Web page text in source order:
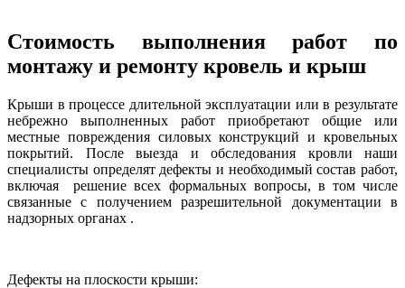
Стоимость выполнения работ по
монтажу и ремонту кровель и крыш
Крыши в процессе длительной эксплуатации или в результате
небрежно выполненных работ приобретают общие или
местные повреждения силовых конструкций и кровельных
покрытий. После выезда и обследования кровли наши
специалисты определят дефекты и необходимый состав работ,
включая решение всех формальных вопросы, в том числе
связанные с получением разрешительной документации в
надзорных органах .
Дефекты на плоскости крыши: